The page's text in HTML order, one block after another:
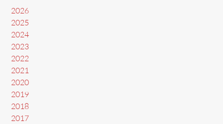
2026
2025
2024
2023
2022
2021
2020
2019
2018
2017